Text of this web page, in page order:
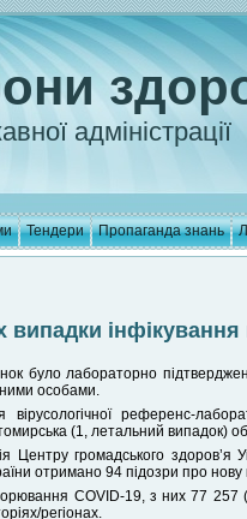
адміністрації
Тендери Пропаганда знань
випадки
було лабораторно
особами.
референс-
(1, летальний випадок)
Центру громадського здоров’я
отримано 94 підозри про нову
COVID-19, з них 77
регіонах.